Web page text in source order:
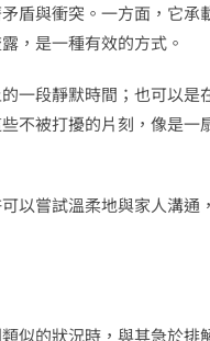
盾與衝突。一方面，它
，是一種有效的方式。
一段靜默時間；也可以
不被打擾的片刻，像是
以嘗試溫柔地與家人溝
似的狀況時，與其急於